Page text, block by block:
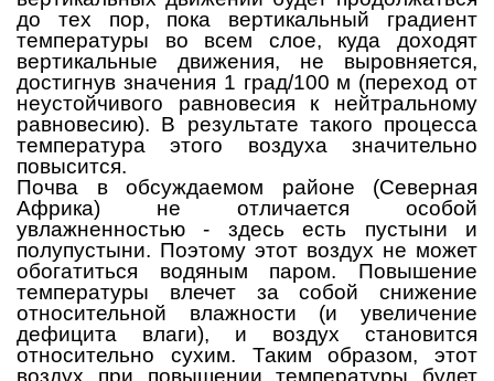
до тех пор, пока вертикальный градиент
температуры во всем слое, куда доходят
вертикальные движения, не выровняется,
достигнув значения 1 град/100 м (переход от
неустойчивого равновесия к нейтральному
равновесию). В результате такого процесса
температура этого воздуха значительно
повысится.
Почва в обсуждаемом районе (Северная
Африка) не отличается особой
увлажненностью - здесь есть пустыни и
полупустыни. Поэтому этот воздух не может
обогатиться водяным паром. Повышение
температуры влечет за собой снижение
относительной влажности (и увеличение
дефицита влаги), и воздух становится
относительно сухим. Таким образом, этот
воздух при повышении температуры будет